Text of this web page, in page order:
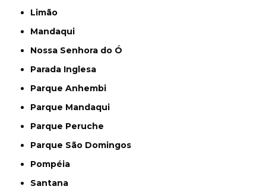
Limão
Mandaqui
Nossa Senhora do Ó
Parada Inglesa
Parque Anhembi
Parque Mandaqui
Parque Peruche
Parque São Domingos
Pompéia
Santana